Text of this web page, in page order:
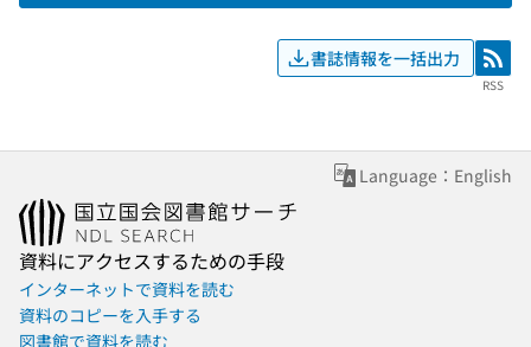
書誌情報を一括出力 RSS
RSS
Language：English
資料にアクセスするための手段
インターネットで資料を読む
資料のコピーを入手する
図書館で資料を読む